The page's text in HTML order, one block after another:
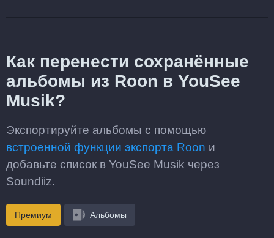
Как перенести сохранённые
альбомы из Roon в YouSee
Musik?
Экспортируйте альбомы с помощью
встроенной функции экспорта Roon и
добавьте список в YouSee Musik через
Soundiiz.
Премиум Альбомы